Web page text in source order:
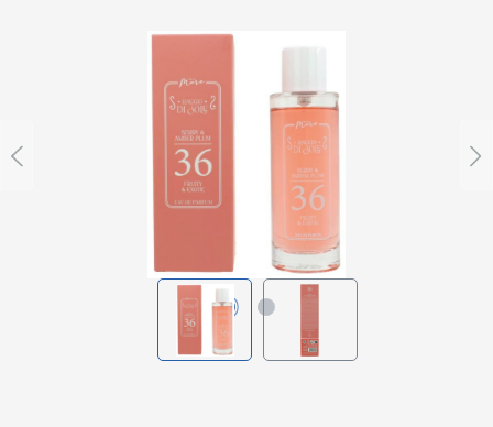
Bildergalerie überspringen